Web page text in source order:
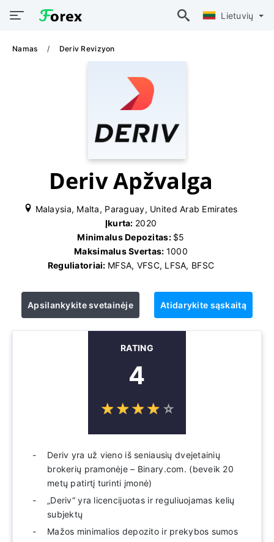
Lietuvių
Namas Deriv Revizyon
Deriv Apžvalga
Malaysia, Malta, Paraguay, United Arab Emirates
Įkurta: 2020
Minimalus Depozitas: $5
Maksimalus Svertas: 1000
Reguliatoriai: MFSA, VFSC, LFSA, BFSC
Apsilankykite svetainėje Atidarykite sąskaitą
RATING
4
☆☆☆☆ ☆
★★★★ ★
Deriv yra už vieno iš seniausių dvejetainių
brokerių pramonėje – Binary.com. (beveik 20
metų patirtį turinti įmonė)
„Deriv“ yra licencijuotas ir reguliuojamas kelių
subjektų
Mažos minimalios depozito ir prekybos sumos